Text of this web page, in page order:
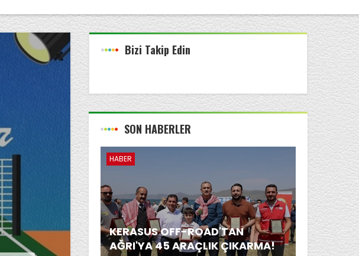
Bizi Takip Edin
SON HABERLER
HABER
KERASUS OFF-ROAD'TAN
AĞRI'YA 45 ARAÇLIK ÇIKARMA!